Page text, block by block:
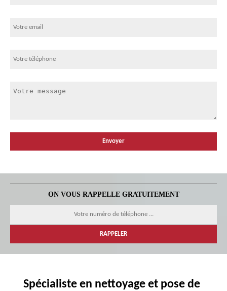
ON VOUS RAPPELLE GRATUITEMENT
Spécialiste en nettoyage et pose de